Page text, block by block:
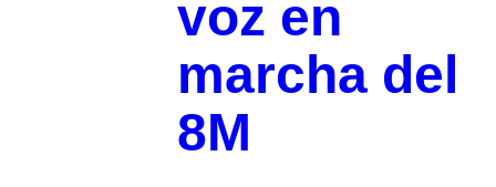
voz en
marcha del
8M